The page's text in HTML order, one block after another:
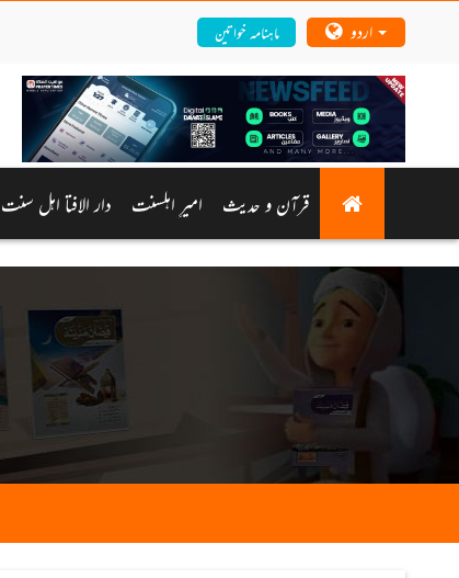
ماہنامہ خواتین
قرآن و حدیث امیرِ اہلسنت دار الافتا اہل سنت